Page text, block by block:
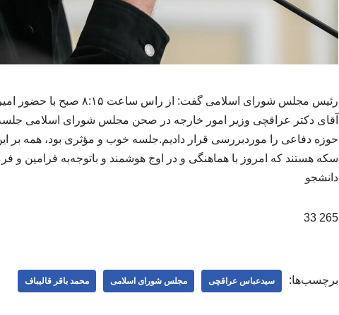
رئیس مجلس شورای اسلامی
آقای دکتر عراقچی وزیر امور خارجه در صحن مجلس شورای اسلامی
حوزه دفاعی را موردبررسی قرار دادیم.جلسه خوب و مؤثری بود، همه بر
سکه هستند که امروز با هماهنگی و در اوج هوشمند و باتوجه‌به فرامین
دانشجو
265 33
برچسب‌ها: سیدعباس عراقچی مجلس شورای اسلامی محمد باقر قالیباف